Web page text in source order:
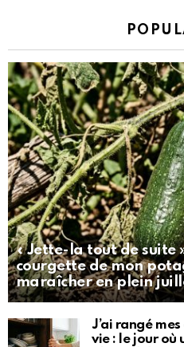
« Jette-la tout de suite
courgette de mon
maraîcher en plein
J’ai rangé
vie : le jour où